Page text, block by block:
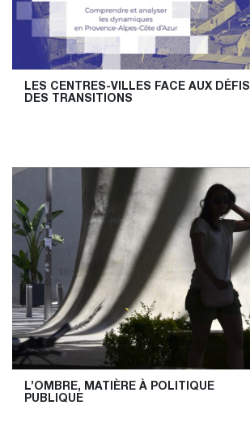
LES CENTRES-VILLES FACE AUX DÉFIS
DES TRANSITIONS
L’OMBRE, MATIÈRE À POLITIQUE
PUBLIQUE